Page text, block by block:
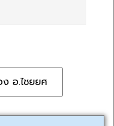
อ.ไชยยศ